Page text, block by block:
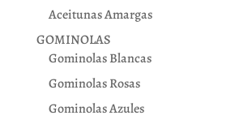
Aceitunas Amargas
GOMINOLAS
Gominolas Blancas
Gominolas Rosas
Gominolas Azules